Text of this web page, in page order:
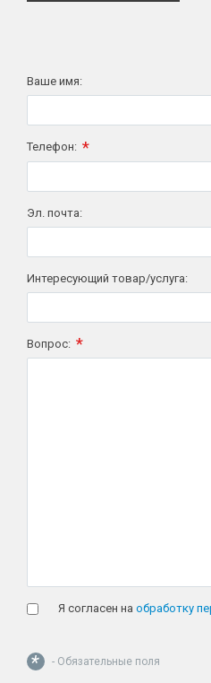
Ваше имя:
Телефон: *
Эл. почта:
Интересующий товар/услуга:
Вопрос: *
Я согласен на обработку
* - Обязательные поля